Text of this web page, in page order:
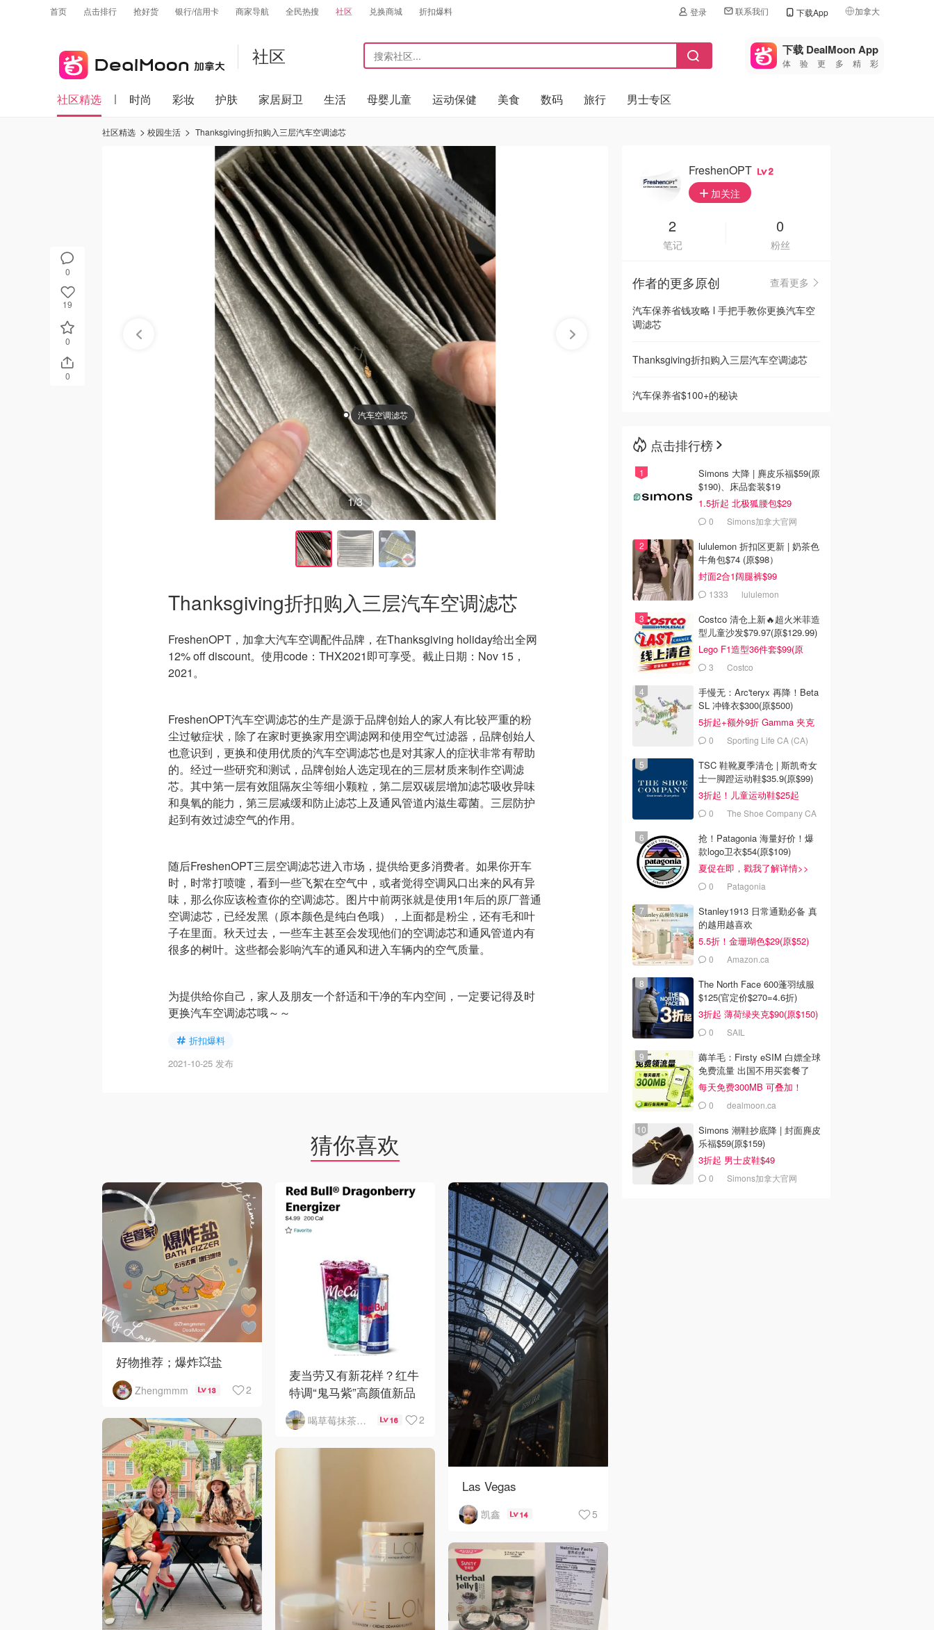
首页 点击排行 抢好货 银行/信用卡 商家导航 全民热搜 社区 兑换商城 折扣爆料 登录 联系我们 下载App 加拿大
🇺🇸
美国
🇨🇳中国
🇮🇹
🇦🇺
🇳🇿新西兰
社区 下载 DealMoon App
体验更多精彩
社区精选 时尚 彩妆 护肤 家居厨卫 生活 母婴儿童 运动保健 美食 数码 旅行 男士专区
0
19
0
0
社区精选 校园生活 Thanksgiving折扣购入三层汽车空调滤芯
汽车空调滤芯
1/3
Thanksgiving折扣购入三层汽车空调滤芯
FreshenOPT，加拿大汽车空调配件品牌，在Thanksgiving holiday给出全网
12% off discount。使用code：THX2021即可享受。截止日期：Nov 15，
2021。
FreshenOPT汽车空调滤芯的生产是源于品牌创始人的家人有比较严重的粉
尘过敏症状，除了在家时更换家用空调滤网和使用空气过滤器，品牌创始人
也意识到，更换和使用优质的汽车空调滤芯也是对其家人的症状非常有帮助
的。经过一些研究和测试，品牌创始人选定现在的三层材质来制作空调滤
芯。其中第一层有效阻隔灰尘等细小颗粒，第二层双碳层增加滤芯吸收异味
和臭氧的能力，第三层减缓和防止滤芯上及通风管道内滋生霉菌。三层防护
起到有效过滤空气的作用。
随后FreshenOPT三层空调滤芯进入市场，提供给更多消费者。如果你开车
时，时常打喷嚏，看到一些飞絮在空气中，或者觉得空调风口出来的风有异
味，那么你应该检查你的空调滤芯。图片中前两张就是使用1年后的原厂普通
空调滤芯，已经发黑（原本颜色是纯白色哦），上面都是粉尘，还有毛和叶
子在里面。秋天过去，一些车主甚至会发现他们的空调滤芯和通风管道内有
很多的树叶。这些都会影响汽车的通风和进入车辆内的空气质量。
为提供给你自己，家人及朋友一个舒适和干净的车内空间，一定要记得及时
更换汽车空调滤芯哦～～
折扣爆料
2021-10-25 发布
猜你喜欢
好物推荐；爆炸💥盐
Zhengmmm 13 2
麦当劳又有新花样？红牛
特调“鬼马紫”高颜值新品
来了，好喝吗？
喝草莓抹茶瘦5斤 16 2
Las Vegas
凯鑫 14 5
FreshenOPT 2
加关注
2
笔记
0
粉丝
作者的更多原创
查看更多
汽车保养省钱攻略 l 手把手教你更换汽车空
调滤芯
Thanksgiving折扣购入三层汽车空调滤芯
汽车保养省$100+的秘诀
点击排行榜
Simons 大降 | 麂皮乐福$59(原
$190)、床品套装$19
1.5折起 北极狐腰包$29
0 Simons加拿大官网
lululemon 折扣区更新 | 奶茶色
牛角包$74 (原$98）
封面2合1阔腿裤$99
1333 lululemon
Costco 清仓上新🔥超火米菲造
型儿童沙发$79.97(原$129.99)
Lego F1造型36件套$99(原
$159)
3 Costco
手慢无：Arc'teryx 再降！Beta
SL 冲锋衣$300(原$500)
5折起+额外9折 Gamma 夹克
$2380 Sporting Life CA (CA)
TSC 鞋靴夏季清仓 | 斯凯奇女
士一脚蹬运动鞋$35.9(原$99)
3折起！儿童运动鞋$25起
0
The Shoe Company CA
抢！Patagonia 海量好价！爆
款logo卫衣$54(原$109)
夏促在即，戳我了解详情>>
0 Patagonia
Stanley1913 日常通勤必备 真
的越用越喜欢
5.5折！金珊瑚色$29(原$52)
0 Amazon.ca
The North Face 600蓬羽绒服
$125(官定价$270=4.6折)
3折起 薄荷绿夹克$90(原$150)
0 SAIL
薅羊毛：Firsty eSIM 白嫖全球
免费流量 出国不用买套餐了
每天免费300MB 可叠加！
0 dealmoon.ca
Simons 潮鞋抄底降 | 封面麂皮
乐福$59(原$159)
3折起 男士皮鞋$49
0 Simons加拿大官网